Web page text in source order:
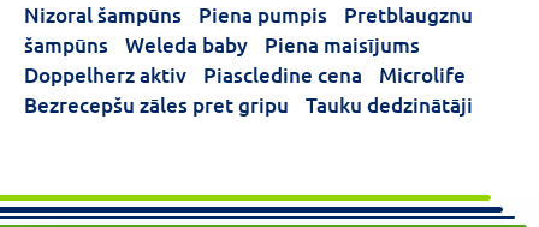
Nizoral šampūns Piena pumpis
Pretblaugznu
šampūns
Weleda baby
Piena maisījums
Doppelherz aktiv
Piascledine cena
Microlife
Bezrecepšu zāles pret gripu
Tauku dedzinātāji